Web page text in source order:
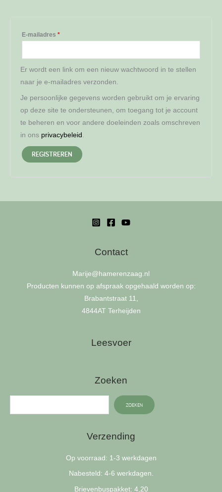
E-mailadres *Vereist
Er wordt een link om een nieuw wachtwoord in te stellen
naar je e-mailadres verzonden.
Je persoonlijke gegevens worden gebruikt om je ervaring
op deze site te ondersteunen, om toegang tot je account
te beheren en voor andere doeleinden zoals omschreven
in ons privacybeleid .
REGISTREREN
Contact
Marije@hamerenzaag.nl
Producten kunnen op afspraak opgehaald worden op:
Brabantstraat 11,
4844AT Terheijden
Leesvoer
Zoeken
ZOEKEN
Verzending
Op voorraad: 1-3 werkdagen
Nabesteld: 4-6 werkdagen.
Brievenbuspakket: 4,20